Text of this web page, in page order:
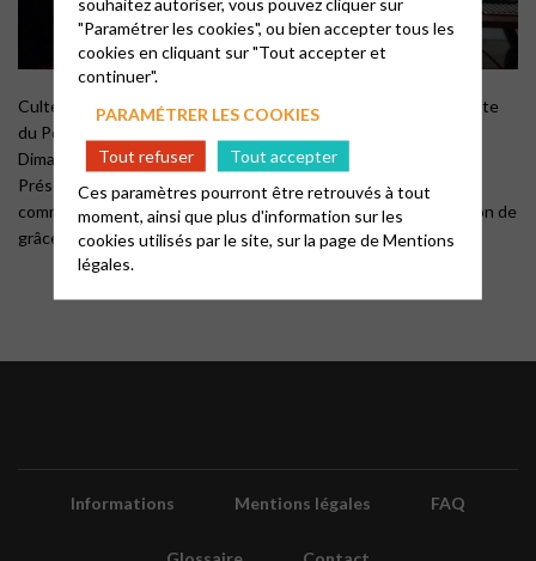
Culte d’installation de la pasteure Hélène Barbarin sur son poste
du Pole Allier
Dimanche 19 octobre 2025 temple de Vichy.
Présentation, Louange , Engagements du ministre et de la
communauté, Imposition des mains, Prières d’accueil et d’action de
grâce.
Informations Mentions légales FAQ
"Paramétrer les cookies", ou bien accepter tous les
cookies en cliquant sur "Tout accepter et
continuer".
PARAMÉTRER LES COOKIES
Tout refuser
Tout accepter
Ces paramètres pourront être retrouvés à tout
moment, ainsi que plus d'information sur les
cookies utilisés par le site, sur la page deMentions
légales.